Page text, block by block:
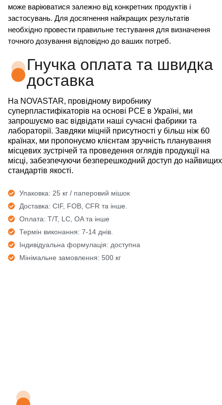
може варіюватися залежно від конкретних продуктів і
застосувань. Для досягнення найкращих результатів
необхідно провести правильне тестування для визначення
точного дозування відповідно до ваших потреб.
Гнучка оплата та швидка
доставка
На NOVASTAR, провідному виробнику
суперпластифікаторів на основі PCE в Україні, ми
запрошуємо вас відвідати наші сучасні фабрики та
лабораторії. Завдяки міцній присутності у більш ніж 60
країнах, ми пропонуємо клієнтам зручність планування
місцевих зустрічей та проведення оглядів продукції на
місці, забезпечуючи безперешкодний доступ до найвищих
стандартів якості.
Упаковка: 25 кг / паперовий мішок
Доставка: CIF, FOB, CFR та інше.
Оплата: T/T, LC, OA та інше
Термін виконання: 7-14 днів.
Індивідуальна формулація: доступна
Мінімальне замовлення: 500 кг